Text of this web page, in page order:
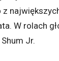
W rolach
Jr.